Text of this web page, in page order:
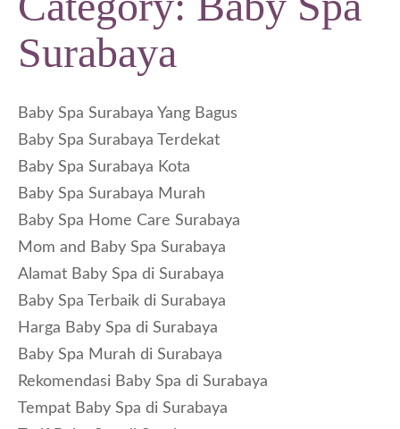
Surabaya
Baby Spa Surabaya Yang Bagus
Baby Spa Surabaya Terdekat
Baby Spa Surabaya Kota
Baby Spa Surabaya Murah
Baby Spa Home Care Surabaya
Mom and Baby Spa Surabaya
Alamat Baby Spa di Surabaya
Baby Spa Terbaik di Surabaya
Harga Baby Spa di Surabaya
Baby Spa Murah di Surabaya
Rekomendasi Baby Spa di Surabaya
Tempat Baby Spa di Surabaya